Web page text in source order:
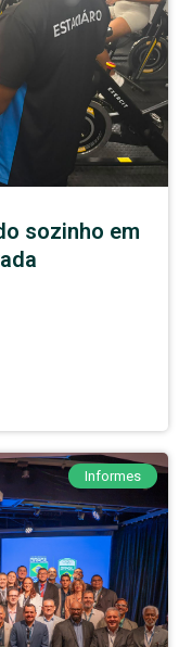
sozinho em
Informes